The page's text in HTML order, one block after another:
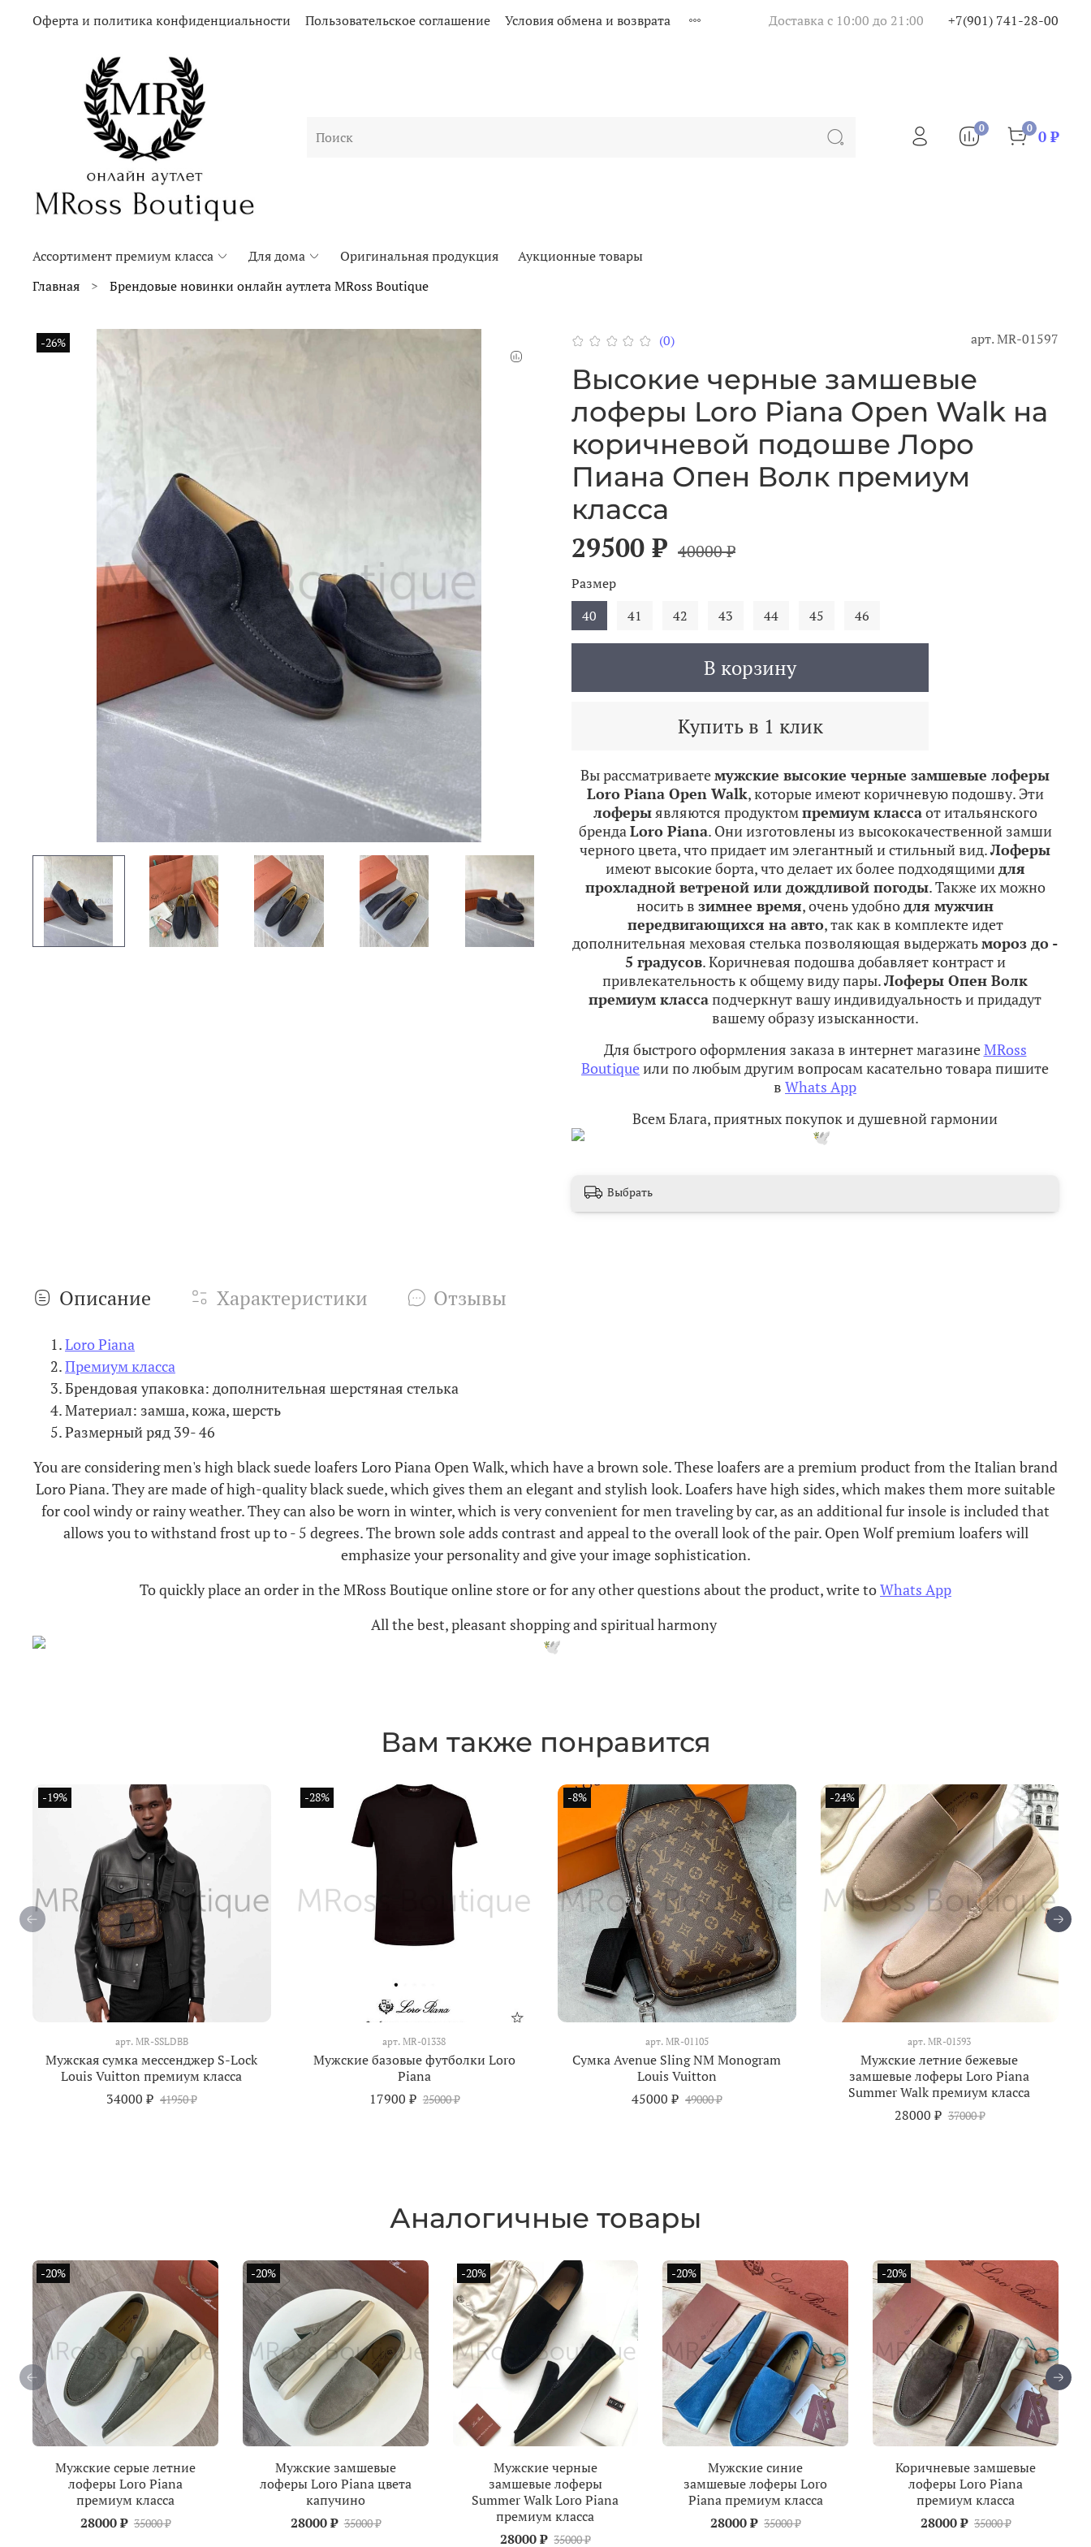
Оферта и политика конфиденциальности Пользовательское соглашение Условия обмена и возврата Доставка с 10:00 до 21:00 +7(901) 741-28-00
0 0 0 ₽
Ассортимент премиум класса Для дома Оригинальная продукция
Аукционные товары
Главная
Брендовые новинки онлайн аутлета MRoss Boutique
-26% (0) арт.MR-01597
Высокие черные замшевые
лоферы Loro Piana Open Walk на
коричневой подошве Лоро
Пиана Опен Волк премиум
класса
29500 ₽ 40000 ₽
В корзину
Купить в 1 клик
Размер
40
41 42 43 44 45 46
Вы рассматриваетемужские высокие черные замшевые лоферы
Loro Piana Open Walk, которые имеют коричневую подошву. Эти
лоферыявляются продуктомпремиум классаот итальянского
бренда Loro Piana. Они изготовлены из высококачественной замши
черного цвета, что придает им элегантный и стильный вид.Лоферы
имеют высокие борта, что делает их более подходящими для
прохладной ветреной или дождливой погоды. Также их можно
носить в зимнее время, очень удобно для мужчин
передвигающихся на авто, так как в комплекте идет
дополнительная меховая стелька позволяющая выдержатьмороз до -
5 градусов. Коричневая подошва добавляет контраст и
привлекательность к общему виду пары.Лоферы Опен Волк
премиум классаподчеркнут вашу индивидуальность и придадут
вашему образу изысканности.
Для быстрого оформления заказа в интернет магазинеMRoss
Boutiqueили по любым другим вопросам касательно товара пишите
в Whats App
Всем Блага, приятных покупок и душевной гармонии
Выбрать
Описание Характеристики Отзывы
Loro Piana
Премиум класса
Брендовая упаковка: дополнительная шерстяная стелька
Материал: замша, кожа, шерсть
Размерный ряд 39- 46
You are considering men's high black suede loafers Loro Piana Open Walk, which have a brown sole. These loafers are a premium product from the Italian brand
Loro Piana. They are made of high-quality black suede, which gives them an elegant and stylish look. Loafers have high sides, which makes them more suitable
for cool windy or rainy weather. They can also be worn in winter, which is very convenient for men traveling by car, as an additional fur insole is included that
allows you to withstand frost up to - 5 degrees. The brown sole adds contrast and appeal to the overall look of the pair. Open Wolf premium loafers will
emphasize your personality and give your image sophistication.
To quickly place an order in the MRoss Boutique online store or for any other questions about the product, write toWhats App
All the best, pleasant shopping and spiritual harmony
Вам также понравится
-19%
арт. MR-SSLDBB
Мужская сумка мессенджер S-Lock
Louis Vuitton премиум класса
34000 ₽ 41950 ₽
-28%
арт.MR-01338
Мужские базовые футболки Loro
Piana
17900 ₽ 25000 ₽
-8%
арт. MR-01105
Сумка Avenue Sling NM Monogram
Louis Vuitton
45000 ₽ 49000 ₽
-24%
арт.MR-01593
Мужские летние бежевые
замшевые лоферы Loro Piana
Summer Walk премиум класса
28000 ₽ 37000 ₽
Аналогичные товары
-20%
Мужские серые летние
лоферы Loro Piana
премиум класса
28000 ₽ 35000 ₽
-20%
Мужские замшевые
лоферы Loro Piana цвета
капучино
28000 ₽ 35000 ₽
-20%
Мужские черные
замшевые лоферы
Summer Walk Loro Piana
премиум класса
28000 ₽ 35000 ₽
-20%
Мужские синие
замшевые лоферы Loro
Piana премиум класса
28000 ₽ 35000 ₽
-20%
Коричневые замшевые
лоферы Loro Piana
премиум класса
28000 ₽ 35000 ₽